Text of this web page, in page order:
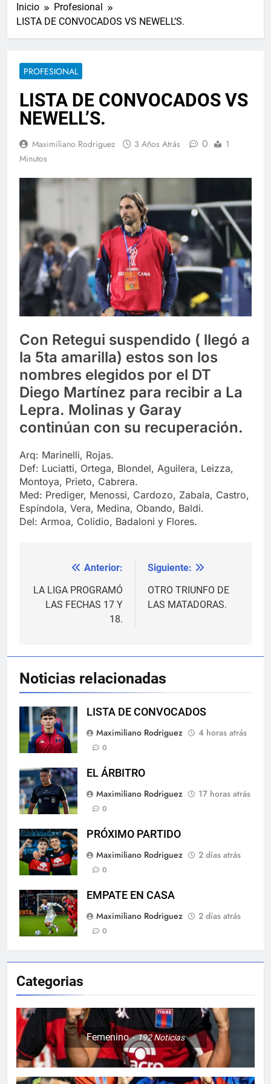
Inicio
Profesional
LISTA DE CONVOCADOS VS NEWELL’S.
PROFESIONAL
LISTA DE CONVOCADOS VS
NEWELL’S.
Maximiliano Rodriguez 3 Años Atrás 0
1
Minutos
Con Retegui suspendido ( llegó a
la 5ta amarilla) estos son los
nombres elegidos por el DT
Diego Martínez para recibir a La
Lepra. Molinas y Garay
continúan con su recuperación.
Arq: Marinelli, Rojas.
Def: Luciatti, Ortega, Blondel, Aguilera, Leizza,
Montoya, Prieto, Cabrera.
Med: Prediger, Menossi, Cardozo, Zabala, Castro,
Espíndola, Vera, Medina, Obando, Baldi.
Del: Armoa, Colidio, Badaloni y Flores.
Navegación
de
Anterior:
LA LIGA PROGRAMÓ
LAS FECHAS 17 Y
18.
Siguiente:
OTRO TRIUNFO DE
LAS MATADORAS.
Noticias relacionadas
LISTA DE CONVOCADOS
Maximiliano Rodriguez
4 horas atrás
0
EL ÁRBITRO
Maximiliano Rodriguez
17 horas atrás
0
PRÓXIMO PARTIDO
Maximiliano Rodriguez
2 días atrás
0
EMPATE EN CASA
Maximiliano Rodriguez
2 días atrás
0
Categorias
Femenino 192Noticias